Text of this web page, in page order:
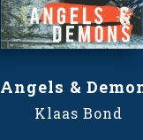
Angels &
Klaas Bond